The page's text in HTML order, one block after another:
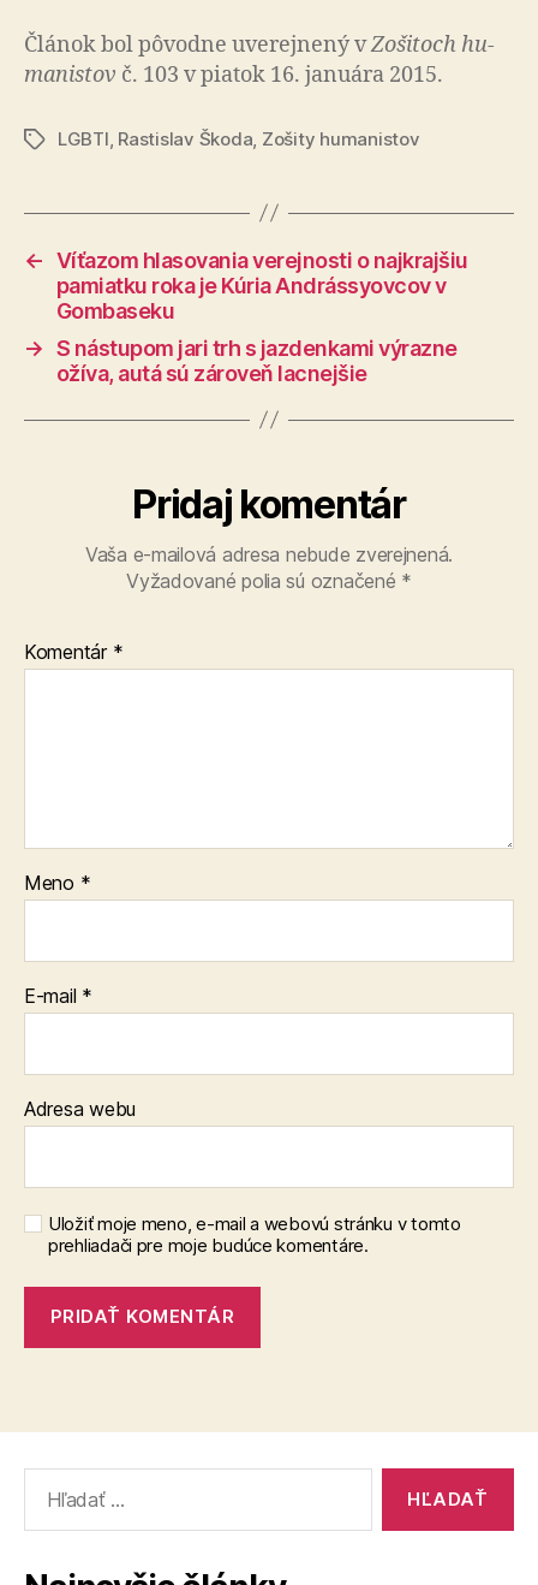
Článok bol pô­vod­ne uve­rej­ne­ný vZo­ši­toch hu­
ma­nis­tov č. 103 v piatok 16. januára 2015.
ZnačkyLGBTI Rastislav Škoda Zošity humanistov
← Víťazom hlasovania verejnosti o najkrajšiu
pamiatku roka je Kúria Andrássyovcov v
Gombaseku
→ S nástupom jari trh s jazdenkami výrazne
ožíva, autá sú zároveň lacnejšie
Pridaj komentár
Vaša e-mailová adresa nebude zverejnená.
Vyžadované polia sú označené *
Komentár *
Meno *
E-mail *
Adresa webu
Uložiť moje meno, e-mail a webovú stránku v tomto
prehliadači pre moje budúce komentáre.